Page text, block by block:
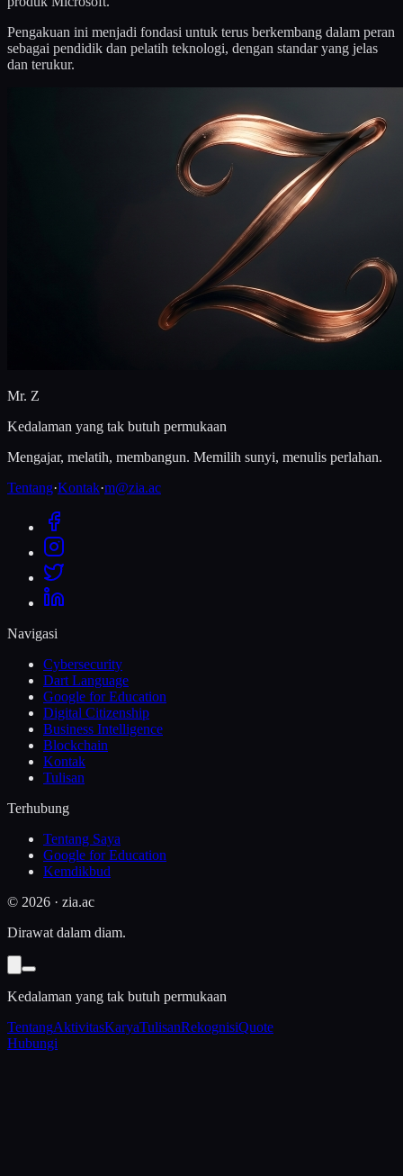
Pengakuan ini menjadi fondasi untuk terus berkembang dalam peran
sebagai pendidik dan pelatih teknologi, dengan standar yang jelas
dan terukur.
Mr. Z
Kedalaman yang tak butuh permukaan
Mengajar, melatih, membangun. Memilih sunyi, menulis perlahan.
Tentang·Kontak·m@zia.ac
Navigasi
Cybersecurity
Dart Language
Google for Education
Digital Citizenship
Business Intelligence
Blockchain
Kontak
Tulisan
Terhubung
Tentang Saya
Google for Education
Kemdikbud
© 2026 · zia.ac
Dirawat dalam diam.
Kedalaman yang tak butuh permukaan
TentangAktivitasKaryaTulisanRekognisiQuote
Hubungi